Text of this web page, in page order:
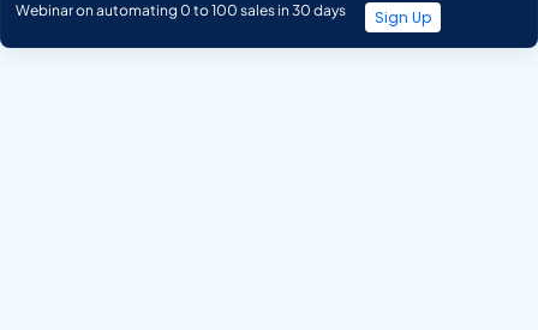
Webinar on automating 0 to 100 sales in 30 days Sign Up